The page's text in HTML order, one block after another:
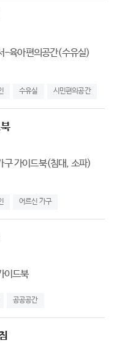
-육아편의공간(수유실)
수유실 시민편의공간
구 가이드북(침대, 소파)
어르신 가구
이드북
공공공간